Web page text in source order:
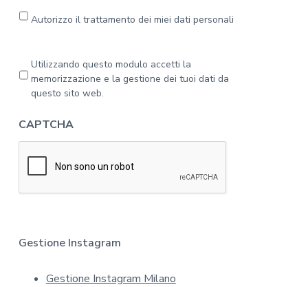
e
l
f
o
t
a
Autorizzo il trattamento dei miei dati personali
r
a
c
y
*
Utilizzando questo modulo accetti la
memorizzazione e la gestione dei tuoi dati da
questo sito web.
CAPTCHA
Gestione Instagram
Gestione Instagram Milano